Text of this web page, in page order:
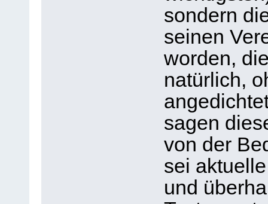
sondern
seinen
worden,
natürlich,
sagen
von der
sei
und